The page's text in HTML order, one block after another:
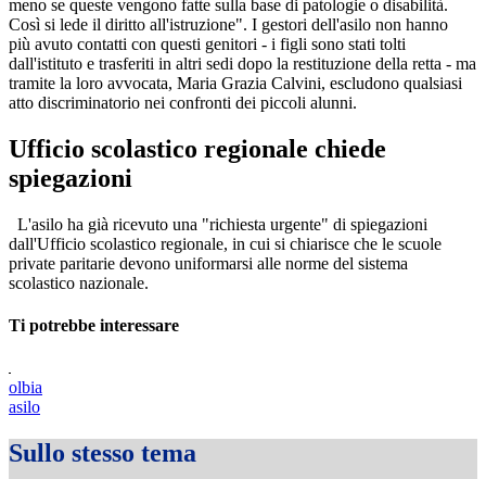
meno se queste vengono fatte sulla base di patologie o disabilità.
Così si lede il diritto all'istruzione". I gestori dell'asilo non hanno
più avuto contatti con questi genitori - i figli sono stati tolti
dall'istituto e trasferiti in altri sedi dopo la restituzione della retta - ma
tramite la loro avvocata, Maria Grazia Calvini, escludono qualsiasi
atto discriminatorio nei confronti dei piccoli alunni.
Ufficio scolastico regionale chiede
spiegazioni
L'asilo ha già ricevuto una "richiesta urgente" di spiegazioni
dall'Ufficio scolastico regionale, in cui si chiarisce che le scuole
private paritarie devono uniformarsi alle norme del sistema
scolastico nazionale.
Ti potrebbe interessare
olbia
asilo
Sullo stesso tema